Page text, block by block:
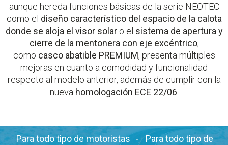
aunque hereda funciones básicas de la serie NEOTEC
como el diseño característico del espacio de la calota
donde se aloja el visor solaro el sistema de apertura y
cierre de la mentonera con eje excéntrico,
como casco abatible PREMIUM, presenta múltiples
mejoras en cuanto a comodidad y funcionalidad
respecto al modelo anterior, además de cumplir con la
nueva homologación ECE 22/06
Para todo tipo de motoristas
Para todo tipo de